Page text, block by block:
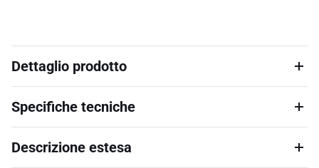
Dettaglio prodotto
Specifiche tecniche
Descrizione estesa